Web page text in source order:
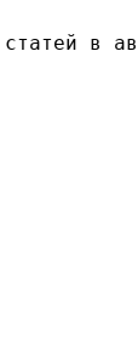
в